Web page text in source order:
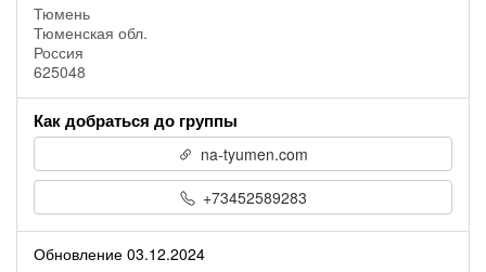
Тюмень
Тюменская обл.
Россия
625048
Как добраться до группы
na-tyumen.com
+73452589283
Обновление 03.12.2024